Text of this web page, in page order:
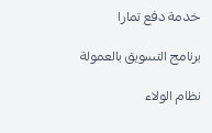
خدمة دفع تمارا
برنامج التسويق بالعمولة
نظام الولاء